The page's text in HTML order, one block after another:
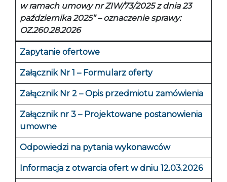
w ramach umowy nr ZIW/73/2025 z dnia 23
października 2025” –oznaczenie sprawy:
OZ.260.28.2026
Zapytanie ofertowe
Załącznik Nr 1 – Formularz oferty
Załącznik Nr 2 – Opis przedmiotu zamówienia
Załącznik nr 3 – Projektowane postanowienia
umowne
Odpowiedzi na pytania wykonawców
Informacja z otwarcia ofert w dniu 12.03.2026